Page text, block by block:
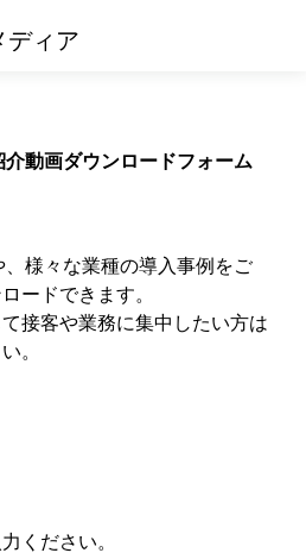
ディア
介動画ダウンロードフォーム
様々な業種の導入事例をご
ードできます。
接客や業務に集中したい方は
。
ください。